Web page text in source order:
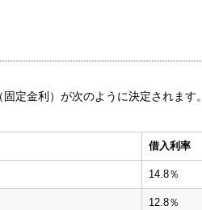
定金利）が次のように決定されます。
借入利率
14.8％
12.8％